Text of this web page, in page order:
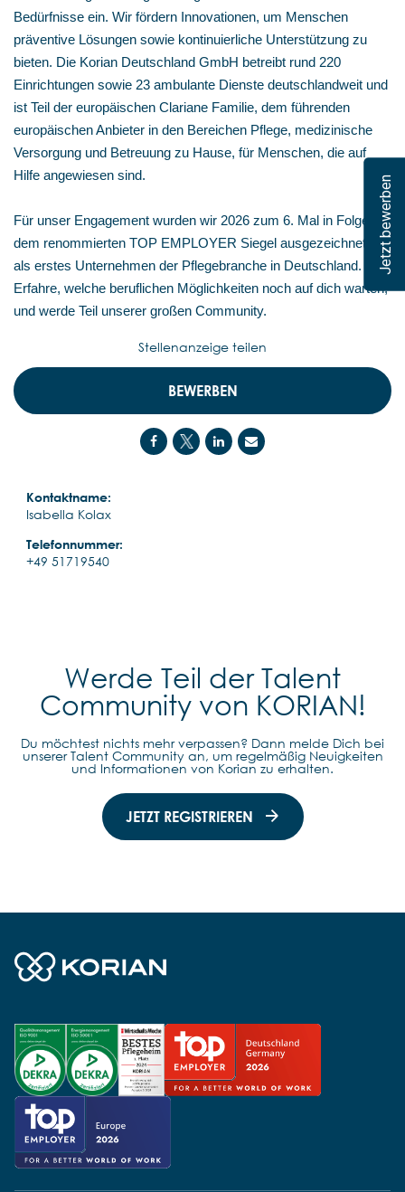
Jetzt bewerben
Bedürfnisse ein. Wir fördern Innovationen, um Menschen
präventive Lösungen sowie kontinuierliche Unterstützung zu
bieten. Die Korian Deutschland GmbH betreibt rund 220
Einrichtungen sowie 23 ambulante Dienste deutschlandweit und
ist Teil der europäischen Clariane Familie, dem führenden
europäischen Anbieter in den Bereichen Pflege, medizinische
Versorgung und Betreuung zu Hause, für Menschen, die auf
Hilfe angewiesen sind.
Für unser Engagement wurden wir 2026 zum 6. Mal in Folge mit
dem renommierten TOP EMPLOYER Siegel ausgezeichnet –
als erstes Unternehmen der Pflegebranche in Deutschland.
Erfahre, welche beruflichen Möglichkeiten noch auf dich warten,
und werde Teil unserer großen Community.
BEWERBEN
Kontaktname:
Isabella Kolax
Telefonnummer:
+49 51719540
Stellenanzeige teilen
Werde Teil der Talent
Community von KORIAN!
Du möchtest nichts mehr verpassen? Dann melde Dich bei
unserer Talent Community an, um regelmäßig Neuigkeiten
und Informationen von Korian zu erhalten.
JETZT REGISTRIEREN